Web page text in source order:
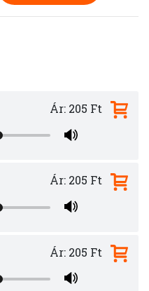
Ár: 205 Ft
Ár: 205 Ft
Ár: 205 Ft